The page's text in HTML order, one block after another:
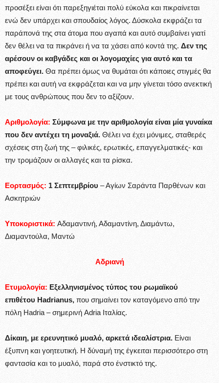
προσέξει είναι ότι παρεξηγιέται πολύ εύκολα και πικραίνεται
ενώ δεν υπάρχει και σπουδαίος λόγος. Δύσκολα εκφράζει τα
παράπονά της στα άτομα που αγαπά και αυτό συμβαίνει γιατί
δεν θέλει να τα πικράνει ή να τα χάσει από κοντά της. Δεν της
αρέσουν οι καβγάδες και οι λογομαχίες για αυτό και τα
αποφεύγει. Θα πρέπει όμως να θυμάται ότι κάποιες στιγμές θα
πρέπει και αυτή να εκφράζεται και να μην γίνεται τόσο ανεκτική
με τους ανθρώπους που δεν το αξίζουν.
Αριθμολογία: Σύμφωνα με την αριθμολογία είναι μία γυναίκα
που δεν αντέχει τη μοναξιά. Θέλει να έχει μόνιμες, σταθερές
σχέσεις στη ζωή της – φιλικές, ερωτικές, επαγγελματικές- και
την τρομάζουν οι αλλαγές και τα ρίσκα.
Εορτασμός: 1 Σεπτεμβρίου – Αγίων Σαράντα Παρθένων και
Ασκητριών
Υποκοριστικά: Αδαμαντινή, Αδαμαντίνη, Διαμάντω,
Διαμαντούλα, Μαντώ
Αδριανή
Ετυμολογία: Εξελληνισμένος τύπος του ρωμαϊκού
επιθέτου Hadrianus, που σημαίνει τον καταγόμενο από την
πόλη Hadria – σημερινή Adria Ιταλίας.
Δίκαιη, με ερευνητικό μυαλό, αρκετά ιδεαλίστρια. Είναι
έξυπνη και γοητευτική. Η δύναμή της έγκειται περισσότερο στη
φαντασία και το μυαλό, παρά στο ένστικτό της.